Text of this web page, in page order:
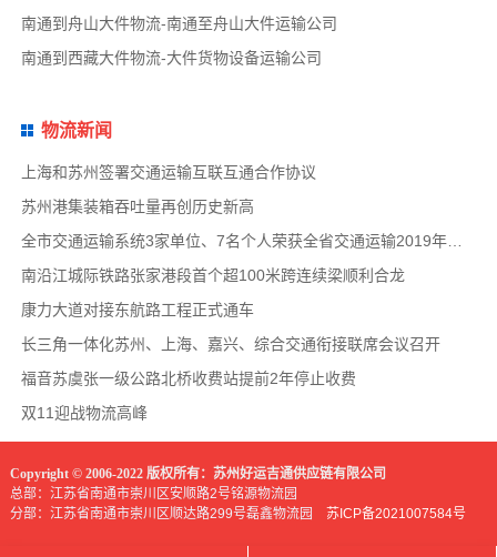
南通到舟山大件物流-南通至舟山大件运输公司
南通到西藏大件物流-大件货物设备运输公司
物流新闻
上海和苏州签署交通运输互联互通合作协议
苏州港集装箱吞吐量再创历史新高
全市交通运输系统3家单位、7名个人荣获全省交通运输2019年度扫黑除恶专项斗争先进集体和先
南沿江城际铁路张家港段首个超100米跨连续梁顺利合龙
康力大道对接东航路工程正式通车
长三角一体化苏州、上海、嘉兴、综合交通衔接联席会议召开
福音苏虞张一级公路北桥收费站提前2年停止收费
双11迎战物流高峰
Copyright © 2006-2022 版权所有：苏州好运吉通供应链有限公司
总部：江苏省南通市崇川区安顺路2号铭源物流园
分部：江苏省南通市崇川区顺达路299号磊鑫物流园 苏ICP备2021007584号